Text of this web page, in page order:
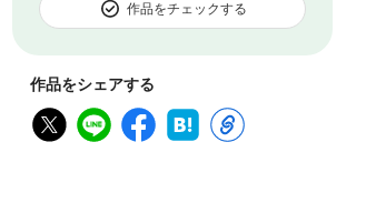
作品をチェックする
作品をシェアする